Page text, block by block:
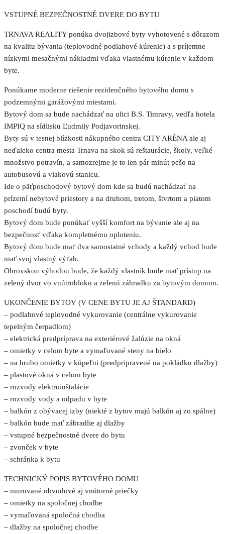
VSTUPNÉ BEZPEČNOSTNÉ DVERE DO BYTU
TRNAVA REALITY ponúka dvojizbové byty vyhotovené s dôrazom
na kvalitu bývania (teplovodné podlahové kúrenie) a s príjemne
nízkymi mesačnými nákladmi vďaka vlastnému kúrenie v každom
byte.
Ponúkame moderne riešenie rezidenčného bytového domu s
podzemnými garážovými miestami.
Bytový dom sa bude nachádzať na ulici B.S. Timravy, vedľa hotela
IMPIQ na sídlisku Ľudmily Podjavorinskej.
Byty sú v tesnej blízkosti nákupného centra CITY ARÉNA ale aj
neďaleko centra mesta Trnava na skok sú reštaurácie, školy, veľké
množstvo potravín, a samozrejme je to len pár minút pešo na
autobusovú a vlakovú stanicu.
Ide o päťposchodový bytový dom kde sa budú nachádzať na
prízemí nebytové priestory a na druhom, tretom, štvrtom a piatom
poschodí budú byty.
Bytový dom bude ponúkať vyšší komfort na bývanie ale aj na
bezpečnosť vďaka kompletnému oploteniu.
Bytový dom bude mať dva samostatné vchody a každý vchod bude
mať svoj vlastný výťah.
Obrovskou výhodou bude, že každý vlastník bude mať prístup na
zelený dvor vo vnútrobloku a zelenú záhradku za bytovým domom.
UKONČENIE BYTOV (V CENE BYTU JE AJ ŠTANDARD)
– podlahové teplovodné vykurovanie (centrálne vykurovanie
tepelným čerpadlom)
– elektrická predpríprava na exteriérové žalúzie na okná
– omietky v celom byte a vymaľované steny na bielo
– na hrubo omietky v kúpeľni (predpripravené na pokládku dlažby)
– plastové okná v celom byte
– rozvody elektroinštalácie
– rozvody vody a odpadu v byte
– balkón z obývacej izby (niekté z bytov majú balkón aj zo spálne)
– balkón bude mať zábradlie aj dlažby
– vstupné bezpečnostné dvere do bytu
– zvonček v byte
– schránka k bytu
TECHNICKÝ POPIS BYTOVÉHO DOMU
– murované obvodové aj vnútorné priečky
– omietky na spoločnej chodbe
– vymaľovaná spoločná chodba
– dlažby na spoločnej chodbe